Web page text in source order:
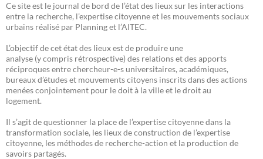
Ce site est le journal de bord de l’état des lieux sur les interactions
entre la recherche, l’expertise citoyenne et les mouvements sociaux
urbains réalisé par Planning et l’AITEC.
L’objectif de cet état des lieux est de produire une
analyse (y compris rétrospective) des relations et des apports
réciproques entre chercheur-e-s universitaires, académiques,
bureaux d’études et mouvements citoyens inscrits dans des actions
menées conjointement pour le doit à la ville et le droit au
logement.
Il s’agit de questionner la place de l’expertise citoyenne dans la
transformation sociale, les lieux de construction de l’expertise
citoyenne, les méthodes de recherche-action et la production de
savoirs partagés.